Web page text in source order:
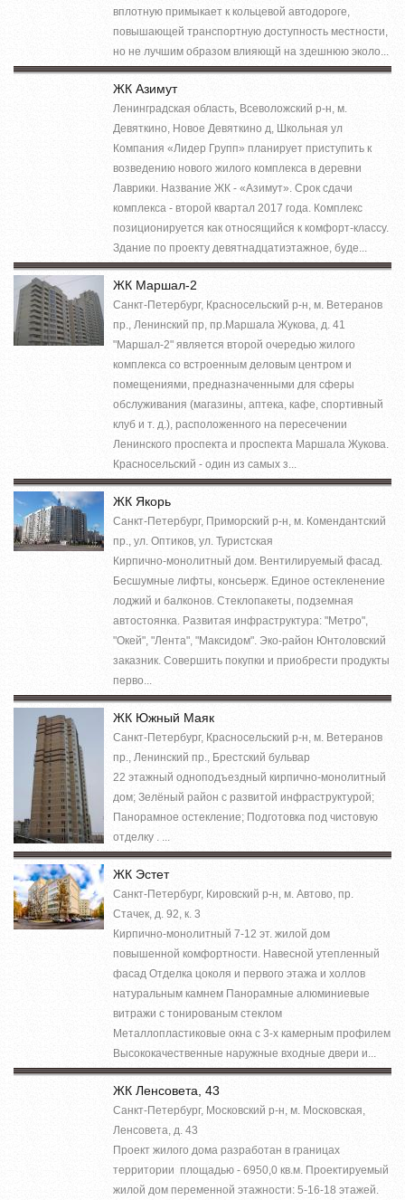
вплотную примыкает к кольцевой автодороге,
повышающей транспортную доступность местности,
но не лучшим образом влияющй на здешнюю эколо...
ЖК Азимут
Ленинградская область, Всеволожский р-н, м.
Девяткино, Новое Девяткино д, Школьная ул
Компания «Лидер Групп» планирует приступить к
возведению нового жилого комплекса в деревни
Лаврики. Название ЖК - «Азимут». Срок сдачи
комплекса - второй квартал 2017 года. Комплекс
позиционируется как относящийся к комфорт-классу.
Здание по проекту девятнадцатиэтажное, буде...
ЖК Маршал-2
Санкт-Петербург, Красносельский р-н, м. Ветеранов
пр., Ленинский пр, пр.Маршала Жукова, д. 41
"Маршал-2" является второй очередью жилого
комплекса со встроенным деловым центром и
помещениями, предназначенными для сферы
обслуживания (магазины, аптека, кафе, спортивный
клуб и т. д.), расположенного на пересечении
Ленинского проспекта и проспекта Маршала Жукова.
Красносельский - один из самых з...
ЖК Якорь
Санкт-Петербург, Приморский р-н, м. Комендантский
пр., ул. Оптиков, ул. Туристская
Кирпично-монолитный дом. Вентилируемый фасад.
Бесшумные лифты, консьерж. Единое остекленение
лоджий и балконов. Стеклопакеты, подземная
автостоянка. Развитая инфраструктура: "Метро",
"Окей", "Лента", "Максидом". Эко-район Юнтоловский
заказник. Совершить покупки и приобрести продукты
перво...
ЖК Южный Маяк
Санкт-Петербург, Красносельский р-н, м. Ветеранов
пр., Ленинский пр., Брестский бульвар
22 этажный одноподъездный кирпично-монолитный
дом; Зелёный район с развитой инфраструктурой;
Панорамное остекление; Подготовка под чистовую
отделку . ...
ЖК Эстет
Санкт-Петербург, Кировский р-н, м. Автово, пр.
Стачек, д. 92, к. 3
Кирпично-монолитный 7-12 эт. жилой дом
повышенной комфортности. Навесной утепленный
фасад Отделка цоколя и первого этажа и холлов
натуральным камнем Панорамные алюминиевые
витражи с тонированым стеклом
Металлопластиковые окна с 3-х камерным профилем
Высококачественные наружные входные двери и...
ЖК Ленсовета, 43
Санкт-Петербург, Московский р-н, м. Московская,
Ленсовета, д. 43
Проект жилого дома разработан в границах
территории площадью - 6950,0 кв.м. Проектируемый
жилой дом переменной этажности: 5-16-18 этажей.